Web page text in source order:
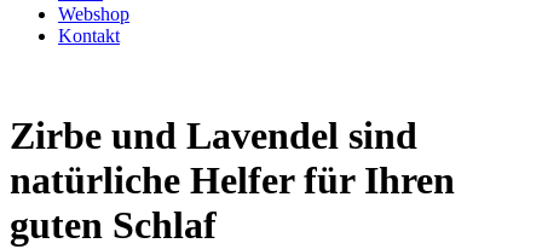
Webshop
Kontakt
Zirbe und Lavendel sind
natürliche Helfer für Ihren
guten Schlaf